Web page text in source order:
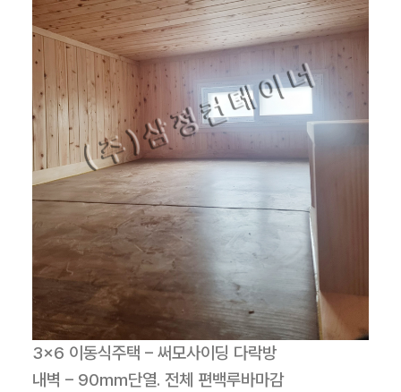
3×6 이동식주택 – 써모사이딩 다락방
내벽 – 90mm단열. 전체 편백루바마감